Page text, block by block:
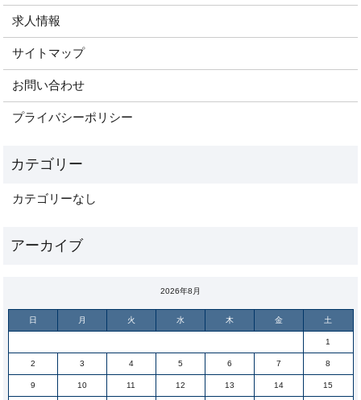
求人情報
サイトマップ
お問い合わせ
プライバシーポリシー
カテゴリーなし
2026年8月
日 月 火 水 木 金 土
1
2 3 4 5 6 7 8
9 10 11 12 13 14 15